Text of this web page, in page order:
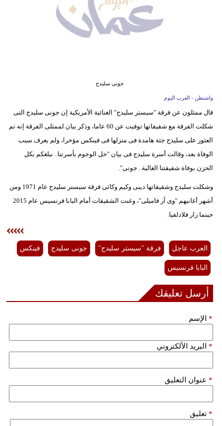
علوم
وتكنولوجيا
أبراج
جونى سليدج
واشنطن - العرب اليوم
قال ممثلون عن فرقة "سيستر سليدج" الغنائية الأمريكية إن جونى سليدج التى
شكلت الفرقة مع شقيقاتها توفيت عن 60 عاما، وذكر بيان لممثلى الفرقة إنه تم
العثور على سليدج جثة هامدة فى منزلها فى فينكس مؤخرا، ولم يعرف سبب
الوفاة بعد، وقالت أسرة سليدج فى بيان "حل الوجوم بأسرتنا.. نبلغكم بكل
الحزن بوفاة شقيقتنا الغالية.. جونى".
وشكلت سليدج وشقيقاتها ديبى وكيم وكاثى فرقة سيستر سليدج عام 1971 ومن
أشهر أغانيهم "وى آر فاميلى"، وغنت الشقيقات أمام البابا فرنسيس عام 2015
حينما زار فلادلفيا.
العرب عاجل فرقة "سيستر سليدج" جونى سليدج فينكس
البابا فرنسيس
أرسل تعليقك
الإسم *
البريد الألكتروني *
عنوان التعليق *
تعليق *